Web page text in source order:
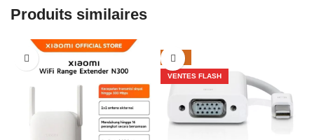
Produits similaires
-27%
VENTES FLASH